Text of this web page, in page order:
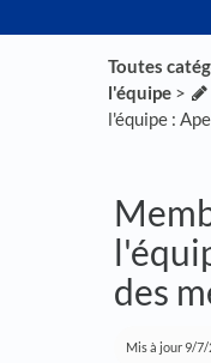
Toutes
l'équipe​ > ​
l'équipe :
des
Mis à jour9/7/